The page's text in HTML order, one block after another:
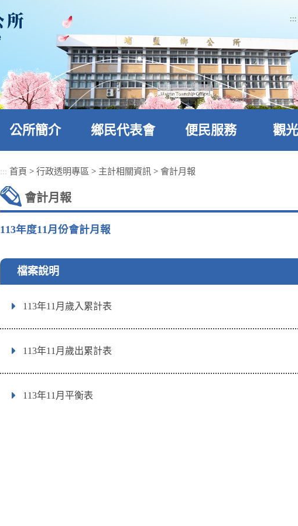
:::
公所簡介 鄉民代表會 便民服務 觀
::: 首頁 > 行政透明專區 > 主計相關資訊 > 會計月報
會計月報
113年度11月份會計月報
檔案說明
113年11月歲入累計表
113年11月歲出累計表
113年11月平衡表